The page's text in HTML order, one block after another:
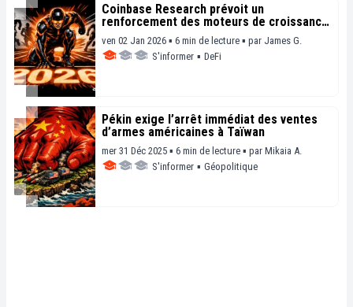
Coinbase Research prévoit un
renforcement des moteurs de croissance
de la crypto en 2026
ven 02 Jan 2026 ▪ 6 min de lecture ▪ par James G.
S'informer ▪ DeFi
Pékin exige l’arrêt immédiat des ventes
d’armes américaines à Taïwan
mer 31 Déc 2025 ▪ 6 min de lecture ▪ par Mikaia A.
S'informer ▪ Géopolitique